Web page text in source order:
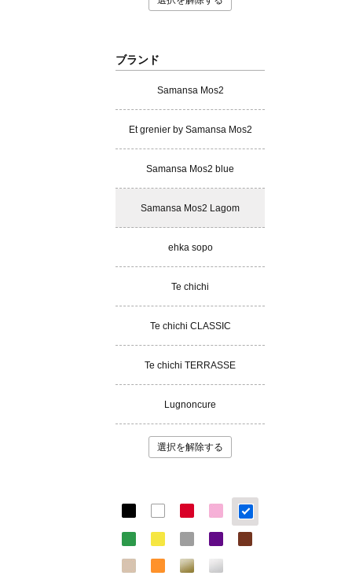
ブランド
Samansa Mos2
Et grenier by Samansa Mos2
Samansa Mos2 blue
Samansa Mos2 Lagom
ehka sopo
Te chichi
Te chichi CLASSIC
Te chichi TERRASSE
Lugnoncure
選択を解除する